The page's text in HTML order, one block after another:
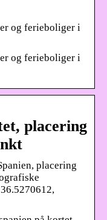
og ferieboliger i
og ferieboliger i
placering
placering